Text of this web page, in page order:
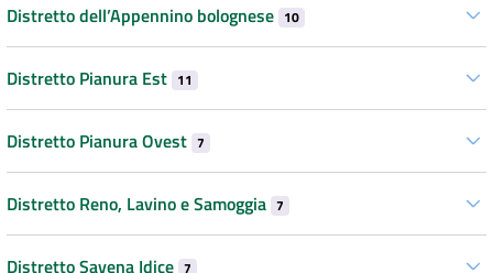
Distretto dell’Appennino bolognese 10
Distretto Pianura Est 11
Distretto Pianura Ovest 7
Distretto Reno, Lavino e Samoggia 7
Distretto Savena Idice 7